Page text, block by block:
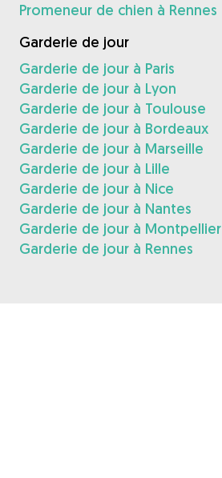
Promeneur de chien à Rennes
Garderie de jour
Garderie de jour à Paris
Garderie de jour à Lyon
Garderie de jour à Toulouse
Garderie de jour à Bordeaux
Garderie de jour à Marseille
Garderie de jour à Lille
Garderie de jour à Nice
Garderie de jour à Nantes
Garderie de jour à Montpellier
Garderie de jour à Rennes